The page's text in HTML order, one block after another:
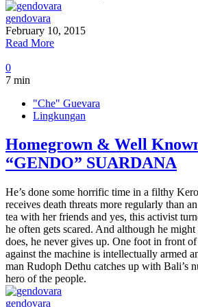
gendovara
February 10, 2015
Read More
0
7 min
"Che" Guevara
Lingkungan
Homegrown & Well
“GENDO” SUARDANA
He’s done some horrific time in a filthy
receives death threats more regularly than
tea with her friends and yes, this activist
he often gets scared. And although he
does, he never gives up. One foot in front
against the machine is intellectually armed
man Rudoph Dethu catches up with Bali’s
hero of the people.
gendovara